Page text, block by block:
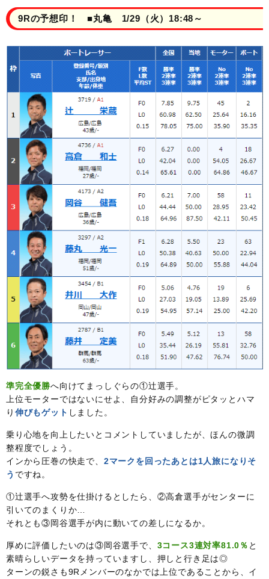
9Rの予想印！ ■丸亀 1/29（火）18:48～
準完全優勝へ向けてまっしぐらの①辻選手。
上位モーターではないにせよ、自分好みの調整がピタッとハマ
り 伸びもゲット しました。
乗り心地を向上したいとコメントしていましたが、ほんの微調
整程度でしょう。
インから圧巻の快走で、 2マークを回ったあとは1人旅になりそ
う ですね。
①辻選手へ攻勢を仕掛けるとしたら、②高倉選手がセンターに
引いてのまくりか…
それとも③岡谷選手が内に動いての差しになるか。
厚めに評価したいのは③岡谷選手で、 3コース3連対率81.0％ と
素晴らしいデータを持っていますし、押しと行き足は◎
ターンの鋭さも9Rメンバーのなかでは上位であることから、イ